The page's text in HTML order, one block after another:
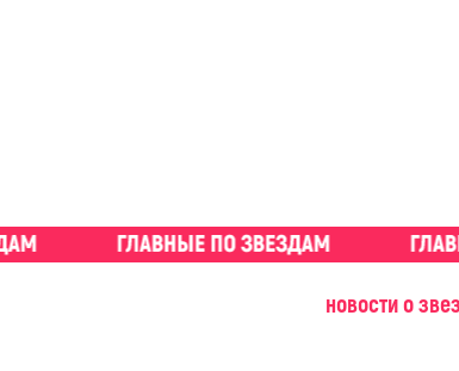
новости о